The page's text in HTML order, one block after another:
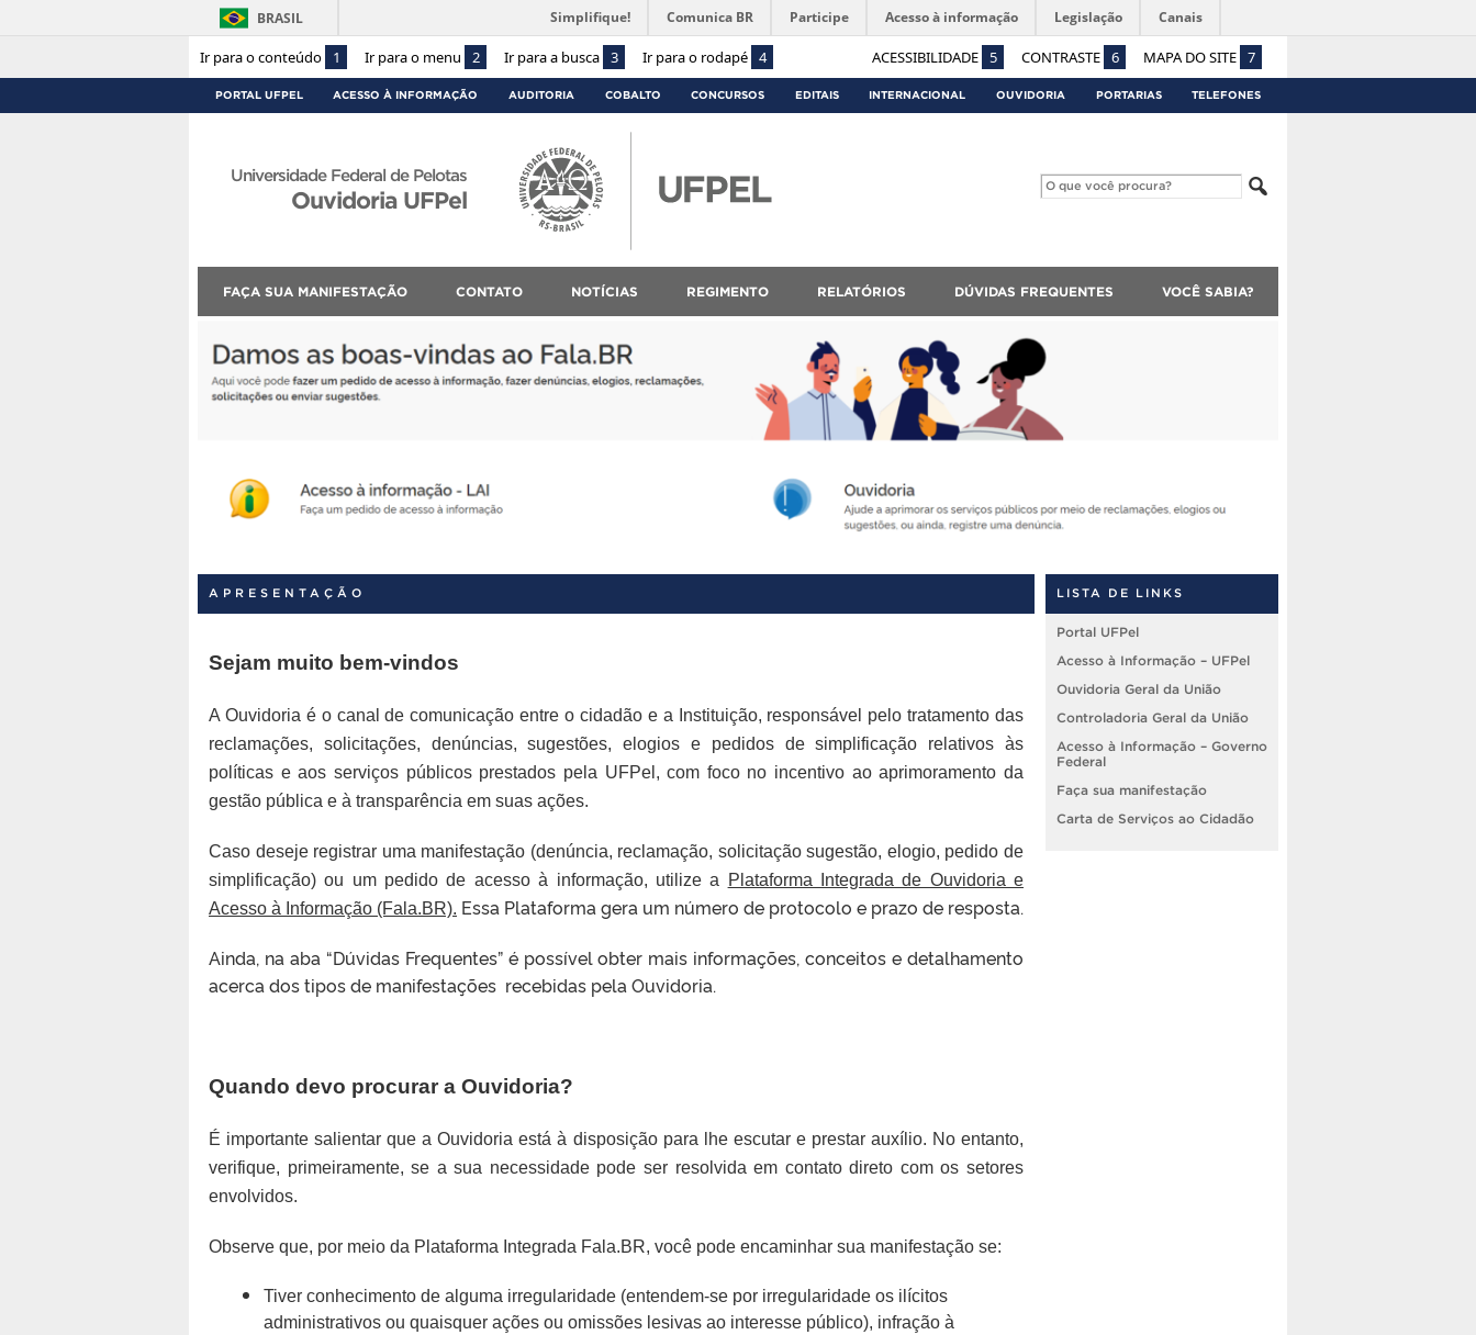
Ir para o conteúdo 1 Ir para o menu 2 Ir para a busca 3 Ir para o rodapé 4 ACESSIBILIDADE 5 CONTRASTE 6 MAPA DO SITE 7
BRASIL Simplifique! Comunica BR Participe Acesso à informação Legislação Canais
PORTAL UFPEL ACESSO À INFORMAÇÃO AUDITORIA COBALTO CONCURSOS EDITAIS INTERNACIONAL OUVIDORIA PORTARIAS TELEFONES
Universidade Federal de Pelotas
Ouvidoria UFPel
FAÇA SUA MANIFESTAÇÃO CONTATO NOTÍCIAS REGIMENTO RELATÓRIOS DÚVIDAS FREQUENTES VOCÊ SABIA?
APRESENTAÇÃO
Sejam muito bem-vindos
A Ouvidoria é o canal de comunicação entre o cidadão e a Instituição, responsável pelo tratamento das
reclamações, solicitações, denúncias, sugestões, elogios e pedidos de simplificação relativos às
políticas e aos serviços públicos prestados pela UFPel, com foco no incentivo ao aprimoramento da
gestão pública e à transparência em suas ações.
Caso deseje registrar uma manifestação (denúncia, reclamação, solicitação sugestão, elogio, pedido de
simplificação) ou um pedido de acesso à informação, utilize a
Plataforma Integrada de Ouvidoria e
Acesso à Informação (Fala.BR). Essa Plataforma gera um número de protocolo e prazo de resposta.
Ainda, na aba “Dúvidas Frequentes” é possível obter mais informações, conceitos e detalhamento
acerca dos tipos de manifestações recebidas pela Ouvidoria.
Quando devo procurar a Ouvidoria?
É importante salientar que a Ouvidoria está à disposição para lhe escutar e prestar auxílio. No entanto,
verifique, primeiramente, se a sua necessidade pode ser resolvida em contato direto com os setores
envolvidos.
Observe que, por meio da Plataforma Integrada Fala.BR, você pode encaminhar sua manifestação se:
Tiver conhecimento de alguma irregularidade (entendem-se por irregularidade os ilícitos
administrativos ou quaisquer ações ou omissões lesivas ao interesse público), infração à
LISTA DE LINKS
Portal UFPel
Acesso à Informação – UFPel
Ouvidoria Geral da União
Controladoria Geral da União
Acesso à Informação – Governo
Federal
Faça sua manifestação
Carta de Serviços ao Cidadão